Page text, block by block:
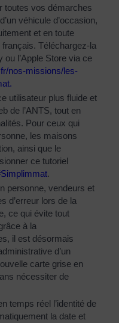
toutes vos démarches
véhicule d’occasion,
et en toute
Téléchargez-la
l’Apple Store via ce
nos-missions/les-
.
utilisateur plus fluide et
de l’ANTS, tout en
Pour ceux qui
les maisons
ainsi que le
ce tutoriel
.
personne, vendeurs et
d’erreur lors de la
ce qui évite tout
à la
il est désormais
d’un
carte grise en
nécessiter de
temps réel l’identité de
la date et